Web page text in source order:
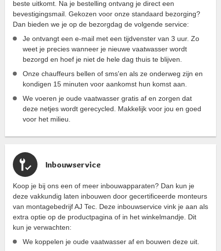
beste uitkomt. Na je bestelling ontvang je direct een
bevestigingsmail. Gekozen voor onze standaard bezorging?
Dan bieden we je op de bezorgdag de volgende service:
Je ontvangt een e-mail met een tijdvenster van 3 uur. Zo
weet je precies wanneer je nieuwe vaatwasser wordt
bezorgd en hoef je niet de hele dag thuis te blijven.
Onze chauffeurs bellen of sms'en als ze onderweg zijn en
kondigen 15 minuten voor aankomst hun komst aan.
We voeren je oude vaatwasser gratis af en zorgen dat
deze netjes wordt gerecycled. Makkelijk voor jou en goed
voor het milieu.
Inbouwservice
Koop je bij ons een of meer inbouwapparaten? Dan kun je
deze vakkundig laten inbouwen door gecertificeerde monteurs
van montagebedrijf AJ Tec. Deze inbouwservice vink je aan als
extra optie op de productpagina of in het winkelmandje. Dit
kun je verwachten:
We koppelen je oude vaatwasser af en bouwen deze uit.